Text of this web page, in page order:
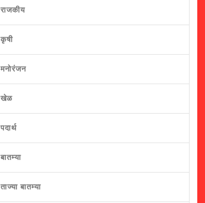
राजकीय
कृषी
मनोरंजन
खेळ
पदार्थ
बातम्या
ताज्या बातम्या